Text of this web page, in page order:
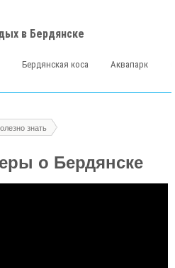
в Бердянске
Бердянская коса Аквапарк
знать
о Бердянске